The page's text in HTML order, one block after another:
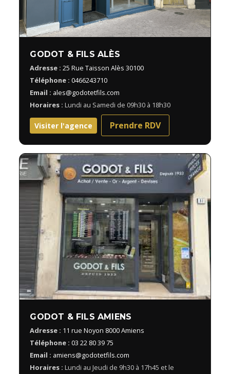
GODOT & FILS ALÈS
Adresse : 25 Rue Taisson Alès 30100
Téléphone : 0466243710
Email : ales@godotetfils.com
Horaires : Lundi au Samedi de 09h30 à 18h30
Visiter l'agence Prendre RDV
GODOT & FILS AMIENS
Adresse : 11 rue Noyon 8000 Amiens
Téléphone : 03 22 80 39 75
Email : amiens@godotetfils.com
Horaires : Lundi au Jeudi de 9h30 à 17h45 et le